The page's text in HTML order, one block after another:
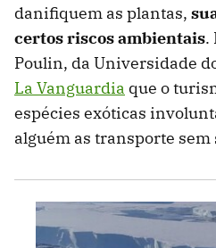
danifiquem as plantas,
certos riscos ambientais.
Poulin, da Universidade
La Vanguardia que o
espécies exóticas
alguém as transporte sem